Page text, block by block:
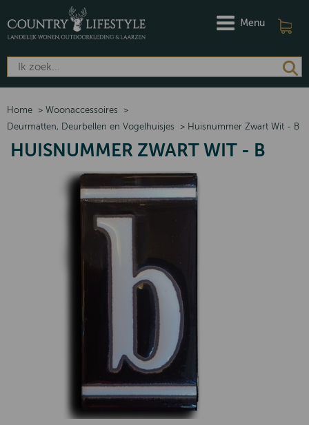
Menu
Home > Woonaccessoires
>
Deurmatten, Deurbellen en Vogelhuisjes
> Huisnummer Zwart Wit - B
HUISNUMMER ZWART WIT - B